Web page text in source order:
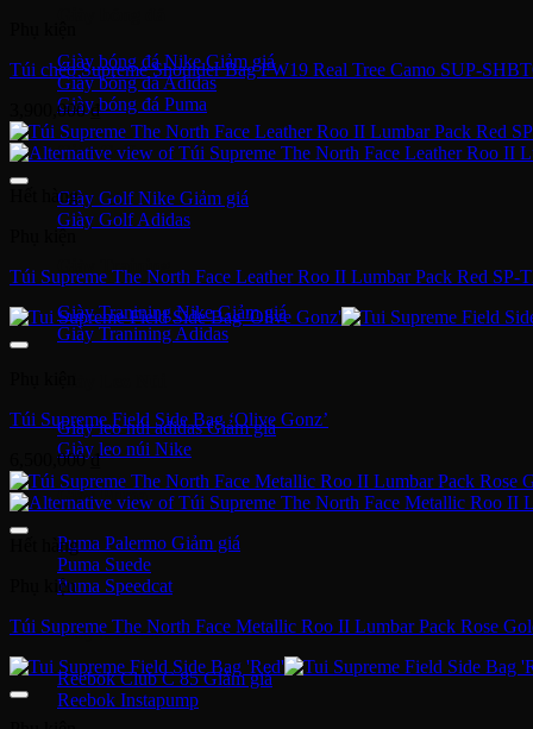
Giày bóng đá Nike
Giày bóng đá Adidas
Giày bóng đá Puma
Giày Golf
Giày Golf Nike
Giày Golf Adidas
Giày Training
Giày Tranining Nike
Giày Tranining Adidas
Giày leo núi adidas
Giày leo núi Nike
Giày Puma
Puma Palermo
Puma Suede
Puma Speedcat
Giày Reebok
Reebok Club C 85
Reebok Instapump
Túi chéo Supreme Shoulder Bag FW19 Real Tree Camo SUP-
3,900,000₫
Hết hàng
Túi Supreme The North Face Leather Roo II Lumbar Pack Red
Túi Supreme Field Side Bag ‘Olive Gonz’
6,500,000₫
Hết hàng
Phụ kiện
Túi Supreme The North Face Metallic Roo II Lumbar Pack Rose